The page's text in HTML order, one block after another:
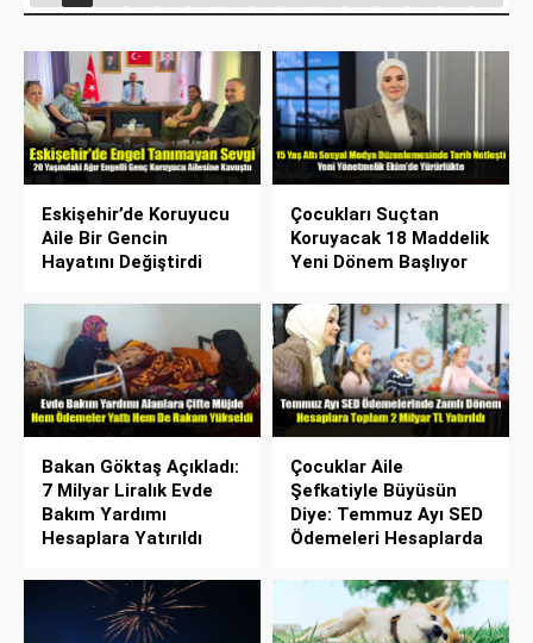
Eskişehir’de Koruyucu
Aile Bir Gencin
Hayatını Değiştirdi
Çocukları Suçtan
Koruyacak 18 Maddelik
Yeni Dönem Başlıyor
Bakan Göktaş Açıkladı:
7 Milyar Liralık Evde
Bakım Yardımı
Hesaplara Yatırıldı
Çocuklar Aile
Şefkatiyle Büyüsün
Diye: Temmuz Ayı SED
Ödemeleri Hesaplarda